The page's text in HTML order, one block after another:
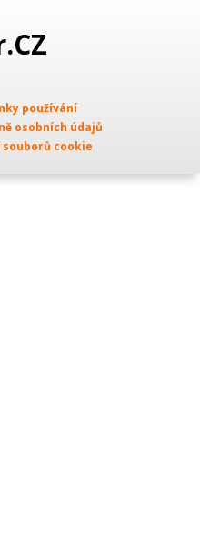
používání
osobních údajů
souborů cookie